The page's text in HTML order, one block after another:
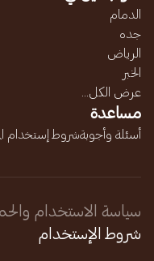
الدمام
جده
الرياض
الخبر
عرض الكل...
مساعدة
أسئلة وأجوبةشروط إستخدام
سياسة الاستخدام
شروط الإستخدام